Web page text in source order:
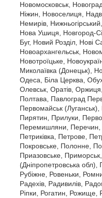
Новомосковськ,
Ніжин, Новоселиця,
Немирів,
Нова Ушиця, Новгород-
Буг, Новий Розділ, Нові
Новоархангельськ,
Новотроїцьке,
Миколаївка (Донецьк),
Одеса, Біла Церква,
Олевськ, Оратів,
Полтава, Павлоград
Первомайськ (Луганськ),
Пирятин, Прилуки,
Перемишляни, Перечин,
Петриківка, Петрове,
Покровське, Полонне,
Приазовське,
(Дніпропетровська
Рубіжне, Ровеньки,
Радехів, Радивилів,
Ріпки, Рогатин, Рожище,